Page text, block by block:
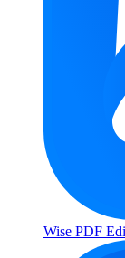
Wise PDF